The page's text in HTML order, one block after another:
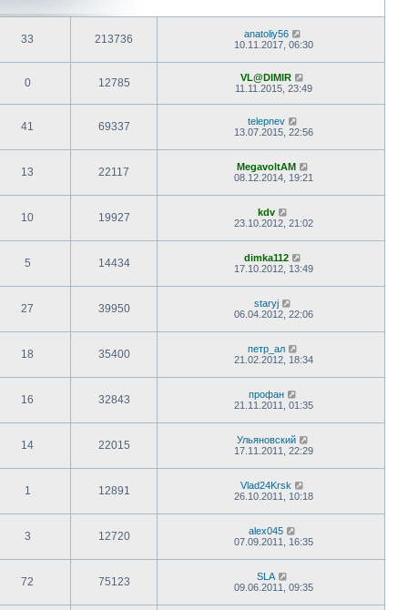
33 213736
anatoliy56
10.11.2017, 06:30
0 12785
VL@DIMIR
11.11.2015, 23:49
41 69337
telepnev
13.07.2015, 22:56
13 22117
MegavoltAM
08.12.2014, 19:21
10 19927
kdv
23.10.2012, 21:02
5 14434
dimka112
17.10.2012, 13:49
27 39950
staryj
06.04.2012, 22:06
18 35400
петр_ал
21.02.2012, 18:34
16 32843
профан
21.11.2011, 01:35
14 22015
Ульяновский
17.11.2011, 22:29
1 12891
Vlad24Krsk
26.10.2011, 10:18
3 12720
alex045
07.09.2011, 16:35
72 75123
SLA
09.06.2011, 09:35